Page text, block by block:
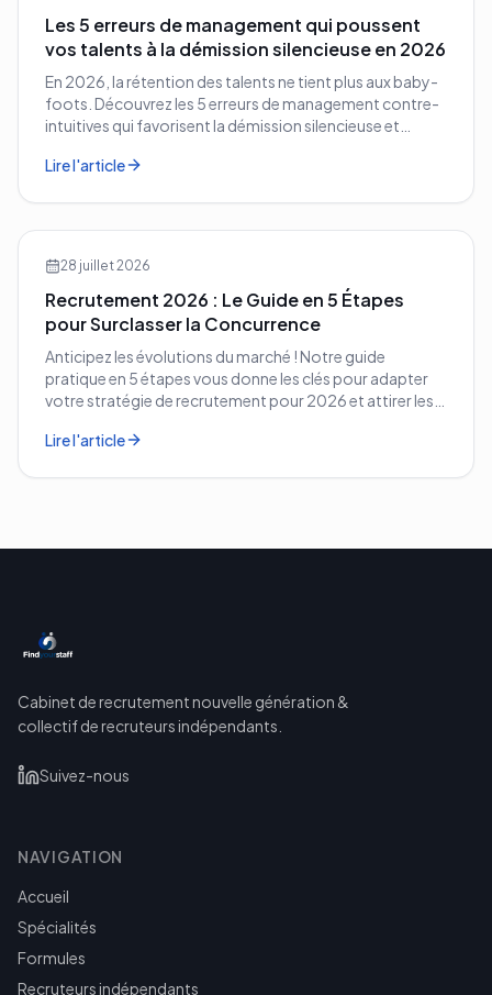
Les 5 erreurs de management qui poussent
vos talents à la démission silencieuse en 2026
En 2026, la rétention des talents ne tient plus aux baby-
foots. Découvrez les 5 erreurs de management contre-
intuitives qui favorisent la démission silencieuse et
Lire l'article
28 juillet 2026
Recrutement 2026 : Le Guide en 5 Étapes
pour Surclasser la Concurrence
Anticipez les évolutions du marché ! Notre guide
pratique en 5 étapes vous donne les clés pour adapter
votre stratégie de recrutement pour 2026 et attirer les
Lire l'article
Cabinet de recrutement nouvelle génération &
collectif de recruteurs indépendants.
Suivez-nous
NAVIGATION
Accueil
Spécialités
Formules
Recruteurs indépendants